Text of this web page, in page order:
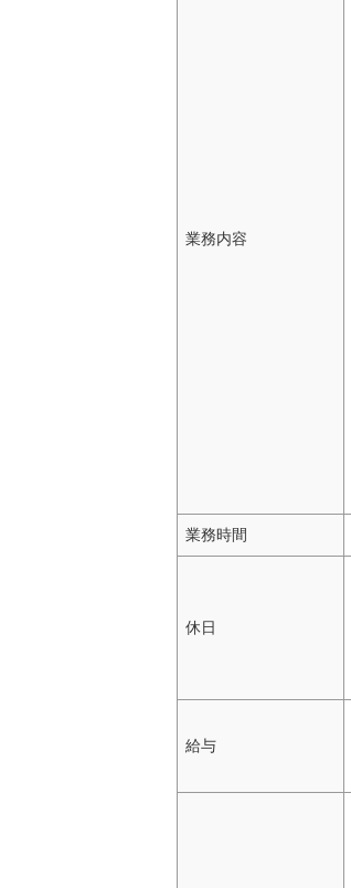
業務内容
業務時間
休日
給与